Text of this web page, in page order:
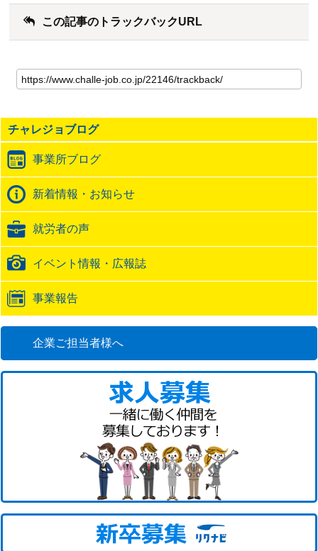
この記事のトラックバックURL
の
記
の
ト
ッ
ク
バ
ッ
URL
チャレジョブログ
事業所ブログ
新着情報・お知らせ
就労者の声
イベント情報・広報誌
事業報告
企業ご担当者様へ